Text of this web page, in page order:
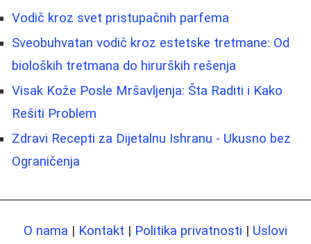
Vodič kroz svet pristupačnih parfema
Sveobuhvatan vodič kroz estetske tretmane: Od
bioloških tretmana do hirurških rešenja
Visak Kože Posle Mršavljenja: Šta Raditi i Kako
Rešiti Problem
Zdravi Recepti za Dijetalnu Ishranu - Ukusno bez
Ograničenja
O nama | Kontakt | Politika privatnosti | Uslovi